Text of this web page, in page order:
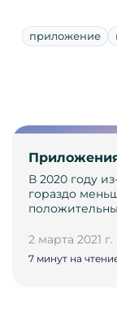
приложение
В 2020 году
гораздо
2 марта 2021 г.
7 минут на